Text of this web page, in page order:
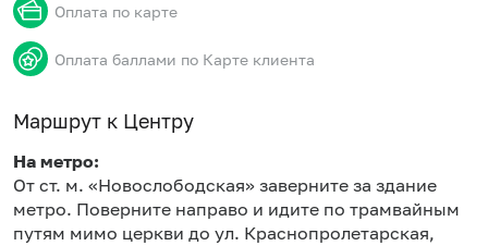
Оплата по карте
Оплата баллами по Карте клиента
Маршрут к Центру
На метро:
От ст. м. «Новослободская» заверните за здание
метро. Поверните направо и идите по трамвайным
путям мимо церкви до ул. Краснопролетарская,